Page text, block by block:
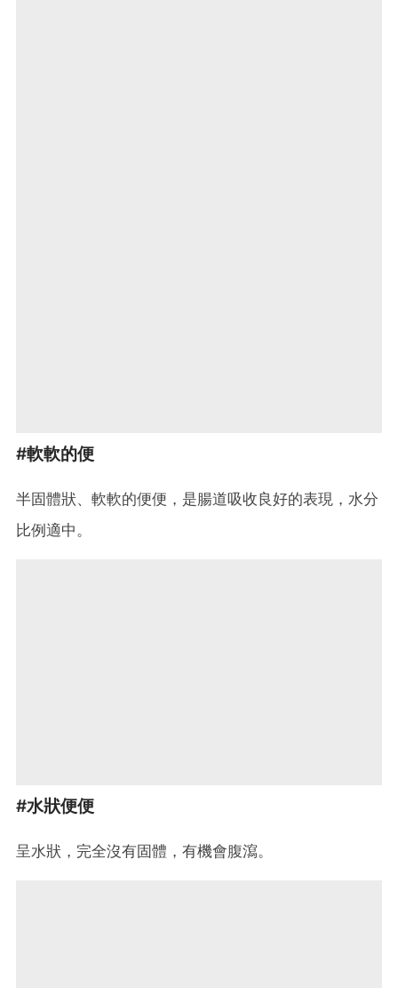
#軟軟的便
半固體狀、軟軟的便便，是腸道吸收良好的表現，水分
比例適中。
#水狀便便
呈水狀，完全沒有固體，有機會腹瀉。